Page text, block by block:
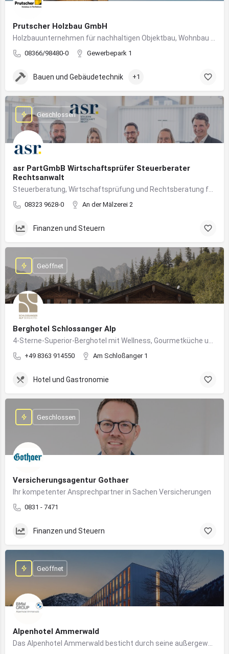
Prutscher Holzbau GmbH
08366/98480-0 Gewerbepark 1
Bauen und Gebäudetechnik +1
asr PartGmbB Wirtschaftsprüfer Steuerberater
Rechtsanwalt
08323 9628-0 An der Mälzerei 2
Geschlossen
Finanzen und Steuern
Berghotel Schlossanger Alp
+49 8363 914550 Am Schloßanger 1
Geöffnet
Hotel und Gastronomie
Versicherungsagentur Gothaer
Ihr kompetenter Ansprechpartner in Sachen Versicherungen
0831 - 7471
Geschlossen
Finanzen und Steuern
Alpenhotel Ammerwald
Geöffnet